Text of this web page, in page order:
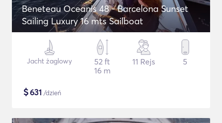
Beneteau Oceanis 48 - Barcelona Sunset
Sailing Luxury 16 mts Sailboat
Jacht żaglowy
52 ft
16 m
11 Rejs 5
$631 /dzień